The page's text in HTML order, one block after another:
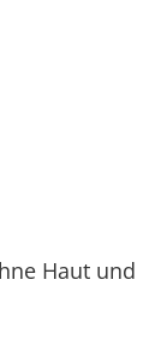
Haut und